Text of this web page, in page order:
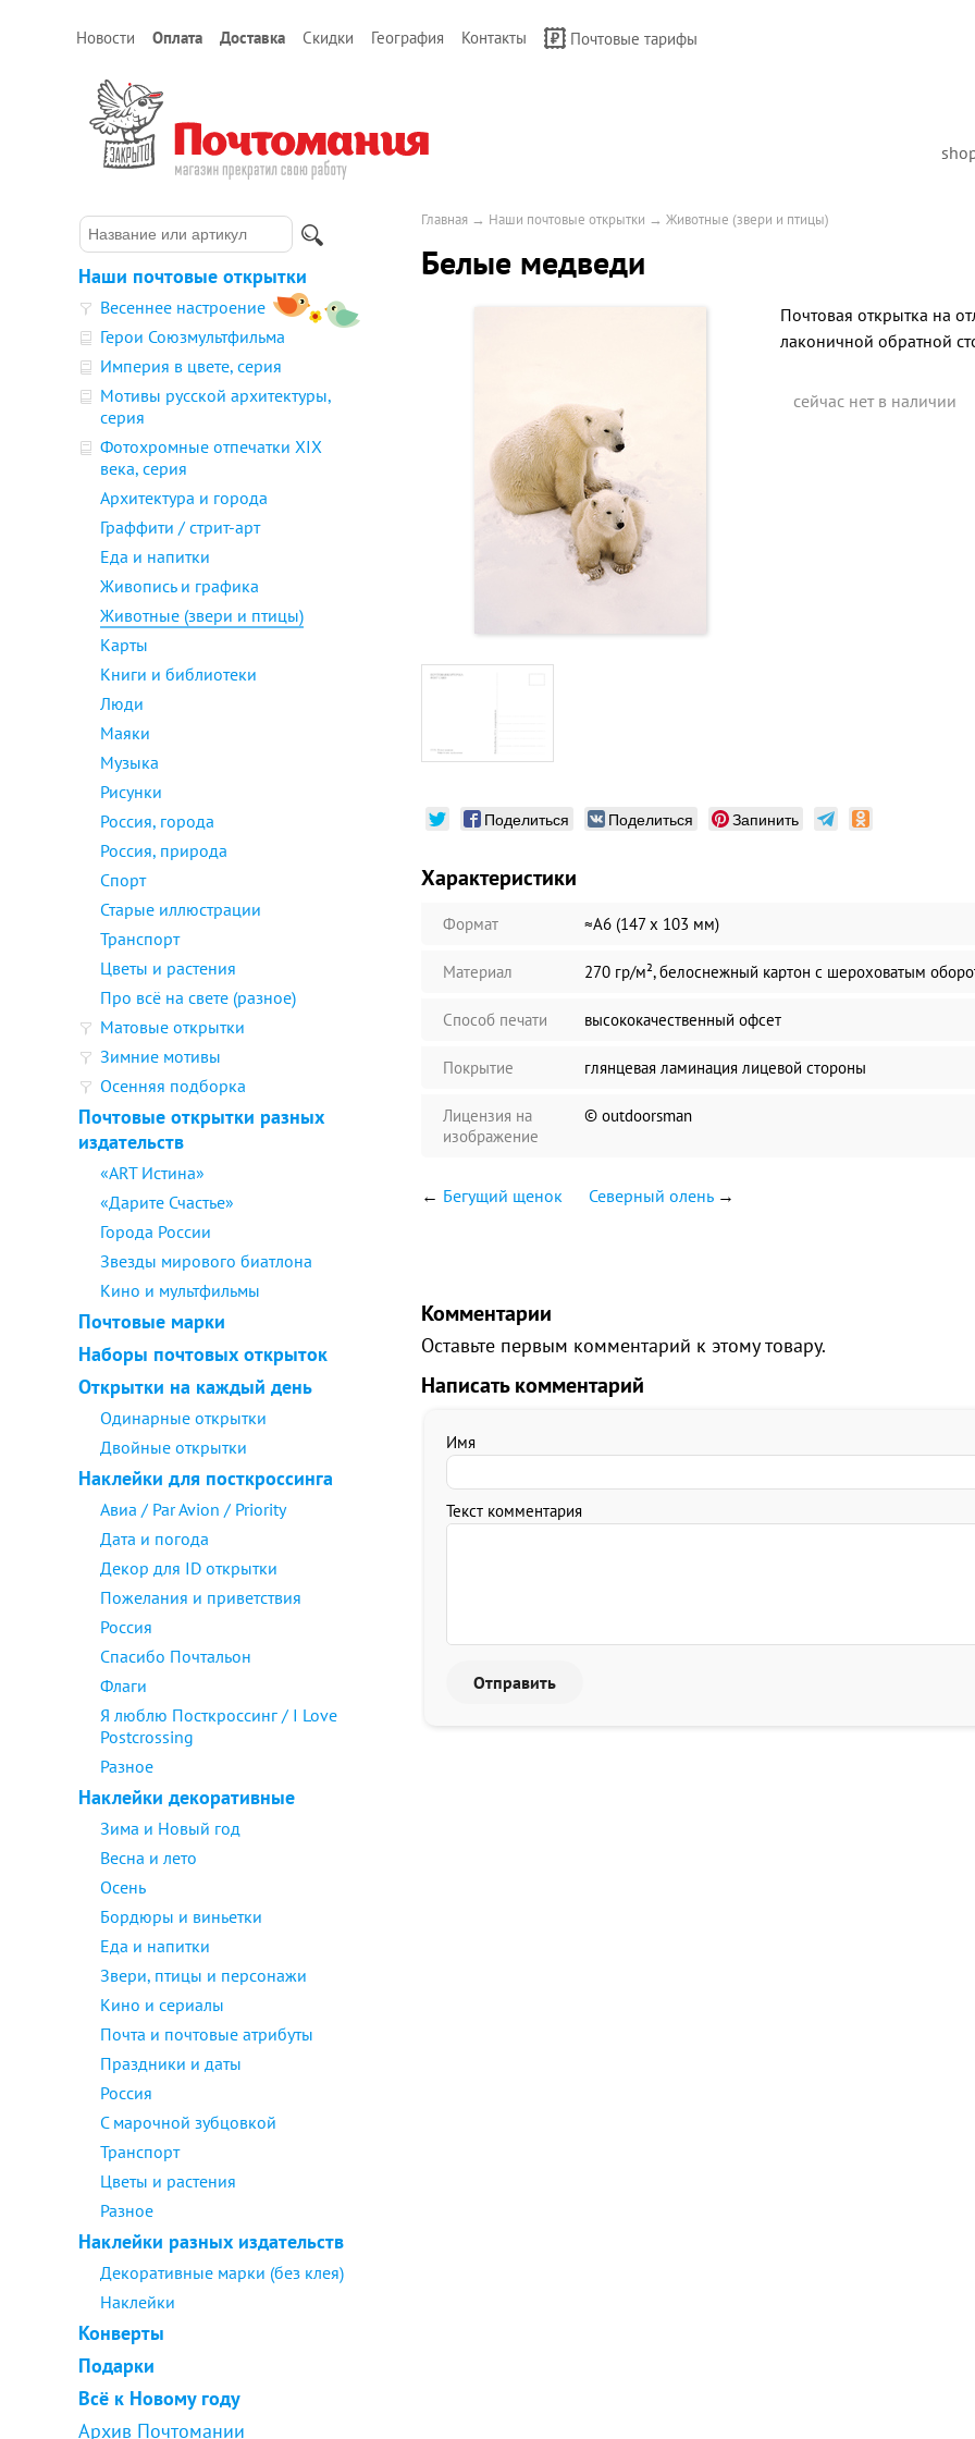
Новости Оплата Доставка Скидки География Контакты Почтовые тарифы
Наши почтовые открытки
Весеннее настроение
Герои Союзмультфильма
Империя в цвете, серия
Мотивы русской архитектуры,
серия
Фотохромные отпечатки XIX
века, серия
Архитектура и города
Граффити / стрит-арт
Еда и напитки
Живопись и графика
Животные (звери и птицы)
Карты
Книги и библиотеки
Люди
Маяки
Музыка
Рисунки
Россия, города
Россия, природа
Спорт
Старые иллюстрации
Транспорт
Цветы и растения
Про всё на свете (разное)
Матовые открытки
Зимние мотивы
Осенняя подборка
Почтовые открытки разных
издательств
«ART Истина»
«Дарите Счастье»
Города России
Звезды мирового биатлона
Кино и мультфильмы
Почтовые марки
Наборы почтовых открыток
Открытки на каждый день
Одинарные открытки
Двойные открытки
Наклейки для посткроссинга
Авиа / Par Avion / Priority
Дата и погода
Декор для ID открытки
Пожелания и приветствия
Россия
Спасибо Почтальон
Флаги
Я люблю Посткроссинг / I Love
Postcrossing
Разное
Наклейки декоративные
Зима и Новый год
Весна и лето
Осень
Бордюры и виньетки
Еда и напитки
Звери, птицы и персонажи
Кино и сериалы
Почта и почтовые атрибуты
Праздники и даты
Россия
С марочной зубцовкой
Транспорт
Цветы и растения
Разное
Наклейки разных издательств
Декоративные марки (без клея)
Наклейки
Конверты
Подарки
Всё к Новому году
Архив Почтомании
Главная → Наши почтовые открытки → Животные (звери и птицы)
Белые медведи
Почтовая открытка на
лаконичной обратной
сейчас нет в наличии
Поделиться Поделиться Запинить
Характеристики
Формат ≈А6 (147 х 103 мм)
Материал 270 гр/м², белоснежный картон с шероховатым
Способ печати высококачественный офсет
Покрытие глянцевая ламинация лицевой стороны
Лицензия на
изображение
© outdoorsman
← Бегущий щенок Северный олень→
Комментарии
Оставьте первым комментарий к этому товару.
Написать комментарий
Имя
Текст комментария